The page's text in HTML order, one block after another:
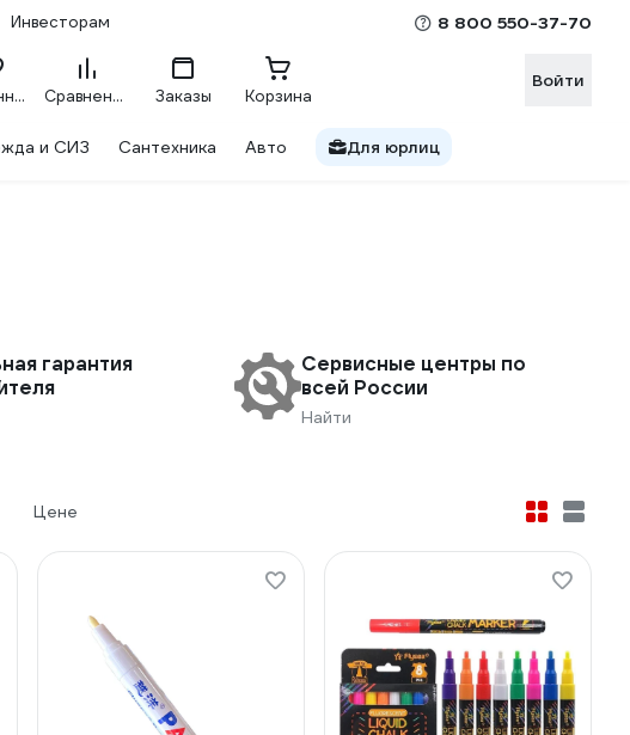
Инвесторам 8 800 550-37-70
Избранное Сравнение Заказы Корзина
Войти
и СИЗ Сантехника Авто Для юрлиц
гарантия
Сервисные центры по
всей России
Найти
Цене